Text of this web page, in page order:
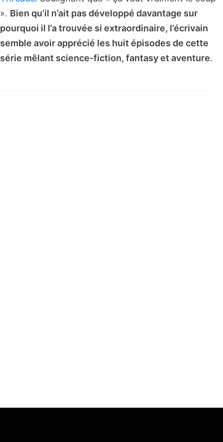
». Bien qu’il n’ait pas développé davantage sur
pourquoi il l’a trouvée si extraordinaire, l’écrivain
semble avoir apprécié les huit épisodes de cette
série mêlant science-fiction, fantasy et aventure.